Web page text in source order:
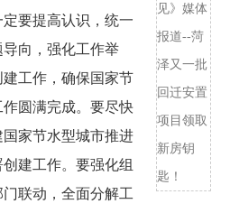
要提高认识，统一
向，强化工作举
工作，确保国家节
圆满完成。要尽快
家节水型城市推进
建工作。要强化组
联动，全面分解工
见》媒体
报道--菏
泽又一批
回迁安置
项目领取
新房钥
匙！